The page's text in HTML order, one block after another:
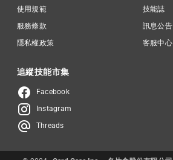
使用規範
服務條款
隱私權政策
技能誌
訊息公告
客服中心
追縱技能市集
Facebook
Instagram
Threads